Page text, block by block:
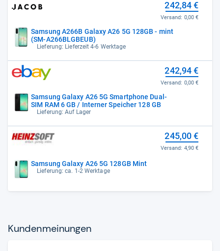
Samsung A266B Galaxy A26 5G 128GB - mint
(SM-A266BLGBEUB)
Lieferung: Lieferzeit 4-6 Werktage
242,84 €
Versand: 0,00 €
Samsung Galaxy A26 5G Smartphone Dual-
SIM RAM 6 GB / Interner Speicher 128 GB
Lieferung: Auf Lager
242,94 €
Versand: 0,00 €
Samsung Galaxy A26 5G 128GB Mint
Lieferung: ca. 1-2 Werktage
245,00 €
Versand: 4,90 €
Kun­den­mei­nun­gen